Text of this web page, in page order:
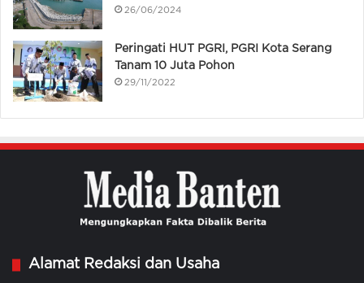
26/06/2024
Peringati HUT PGRI, PGRI Kota Serang
Tanam 10 Juta Pohon
29/11/2022
Alamat Redaksi dan Usaha